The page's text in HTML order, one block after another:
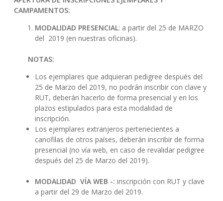
CAMPAMENTOS:
MODALIDAD PRESENCIAL: a partir del 25 de MARZO
del 2019 (en nuestras oficinas).
NOTAS:
Los ejemplares que adquieran pedigree después del
25 de Marzo del 2019, no podrán inscribir con clave y
RUT, deberán hacerlo de forma presencial y en los
plazos estipulados para esta modalidad de
inscripción.
Los ejemplares extranjeros pertenecientes a
canofilas de otros países, deberán inscribir de forma
presencial (no vía web, en caso de revalidar pedigree
después del 25 de Marzo del 2019).
MODALIDAD VÍA WEB -: inscripción con RUT y clave
a partir del 29 de Marzo del 2019.